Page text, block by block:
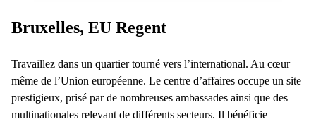
Bruxelles, EU Regent
Travaillez dans un quartier tourné vers l’international. Au cœur
même de l’Union européenne. Le centre d’affaires occupe un site
prestigieux, prisé par de nombreuses ambassades ainsi que des
multinationales relevant de différents secteurs. Il bénéficie